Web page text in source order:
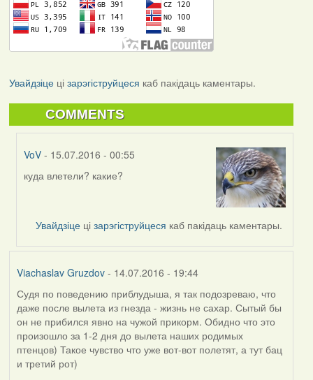
Увайдзіцеці зарэгіструйцеся каб пакідаць каментары.
COMMENTS
VoV - 15.07.2016 - 00:55
In
(госць)
куда влетели? какие?
Увайдзіце цізарэгіструйцеся каб пакідаць каментары.
Viachaslav Gruzdov- 14.07.2016 - 19:44
Судя по поведению приблудыша, я так подозреваю, что
даже после вылета из гнезда - жизнь не сахар. Сытый бы
он не прибился явно на чужой прикорм. Обидно что это
произошло за 1-2 дня до вылета наших родимых
птенцов) Такое чувство что уже вот-вот полетят, а тут бац
и третий рот)